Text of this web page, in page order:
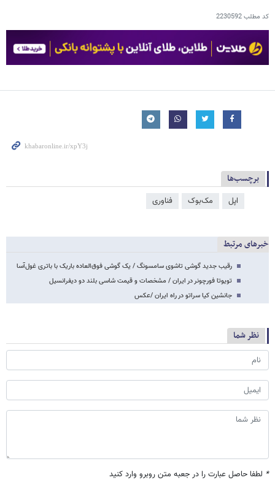
کد مطلب2230592
برچسب‌ها
اپل مک‌بوک فناوری
خبرهای مرتبط
رقیب جدید گوشی تاشوی سامسونگ / یک گوشی فوق‌العاده باریک با باتری غول‌آسا
تویوتا فورچونر در ایران / مشخصات و قیمت شاسی بلند دو دیفرانسیل
جانشین کیا سراتو در راه ایران /عکس
نظر شما
* لطفا حاصل عبارت را در جعبه متن روبرو وارد کنید